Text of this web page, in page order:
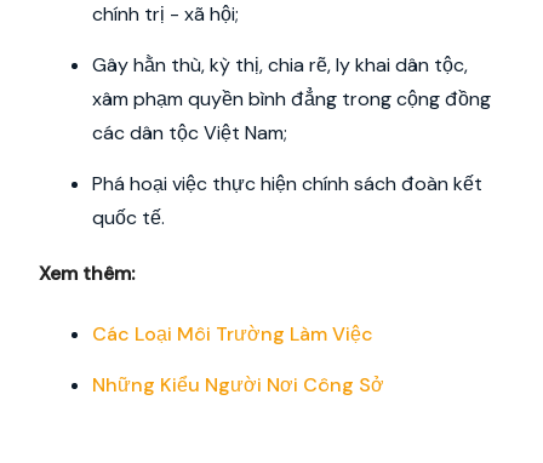
chính trị - xã hội;
Gây hằn thù, kỳ thị, chia rẽ, ly khai dân tộc,
xâm phạm quyền bình đẳng trong cộng đồng
các dân tộc Việt Nam;
Phá hoại việc thực hiện chính sách đoàn kết
quốc tế.
Xem thêm:
Các Loại Môi Trường Làm Việc
Những Kiểu Người Nơi Công Sở